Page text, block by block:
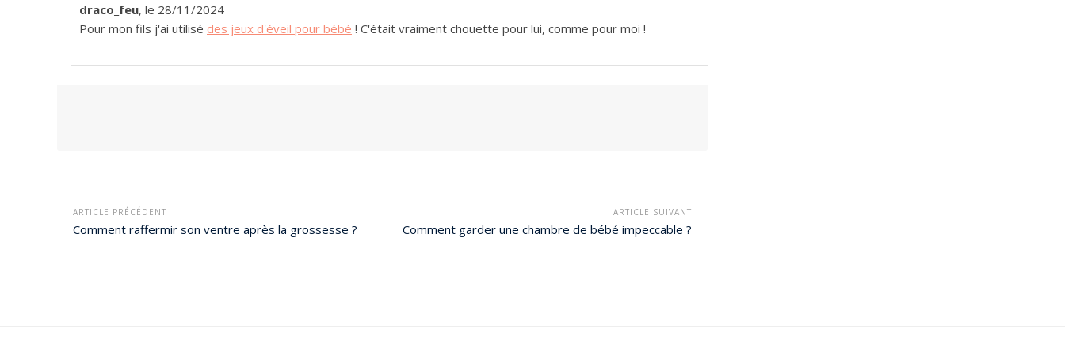
draco_feu, le 28/11/2024
Pour mon fils j'ai utilisé des jeux d'éveil pour bébé ! C'était vraiment chouette pour lui, comme pour moi !
ARTICLE PRÉCÉDENT
Comment raffermir son ventre après la grossesse ?
ARTICLE SUIVANT
Comment garder une chambre de bébé impeccable ?